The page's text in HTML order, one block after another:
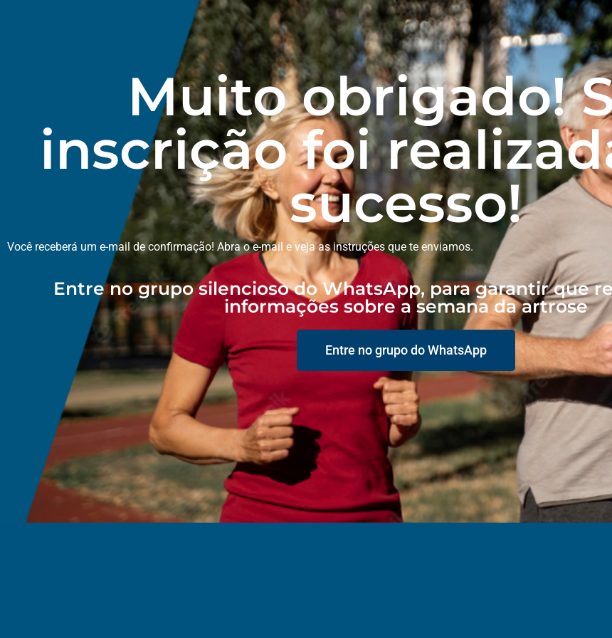
Muito obrigado!
inscrição foi
sucesso!
Você receberá um e-mail de confirmação! Abra o e-mail e veja as instruções que te enviamos.
Entre no grupo silencioso do WhatsApp, para garantir que
informações sobre a semana da artrose
Entre no grupo do WhatsApp